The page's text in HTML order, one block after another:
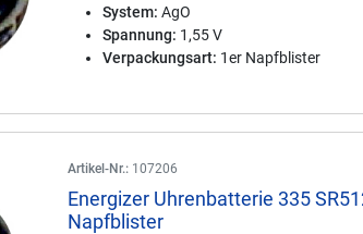
System: AgO
Spannung: 1,55 V
Verpackungsart: 1er Napfblister
Artikel-Nr.: 107206
Energizer Uhrenbatterie 335
Napfblister